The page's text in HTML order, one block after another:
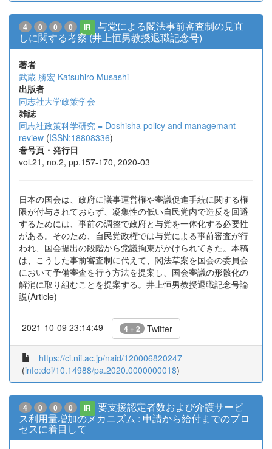
4 0 0 0 IR
与党による閣法事前審査制の見直
しに関する考察 (井上恒男教授退職記念号)
著者
武蔵 勝宏 Katsuhiro Musashi
出版者
同志社大学政策学会
雑誌
同志社政策科学研究 = Doshisha policy and managemant
review (ISSN:18808336)
巻号頁・発行日
vol.21, no.2, pp.157-170, 2020-03
日本の国会は、政府に議事運営権や審議促進手続に関する権
限が付与されておらず、凝集性の低い自民党内で造反を回避
するためには、事前の調整で政府と与党を一体化する必要性
がある。そのため、自民党政権では与党による事前審査が行
われ、国会提出の段階から党議拘束がかけられてきた。本稿
は、こうした事前審査制に代えて、閣法草案を国会の委員会
において予備審査を行う方法を提案し、国会審議の形骸化の
解消に取り組むことを提案する。井上恒男教授退職記念号論
説(Article)
2021-10-09 23:14:49 4 + 2 Twitter
https://ci.nii.ac.jp/naid/120006820247
(info:doi/10.14988/pa.2020.0000000018)
4 0 0 0 IR
要支援認定者数および介護サービ
ス利用量増加のメカニズム : 申請から給付までのプロ
セスに着目して